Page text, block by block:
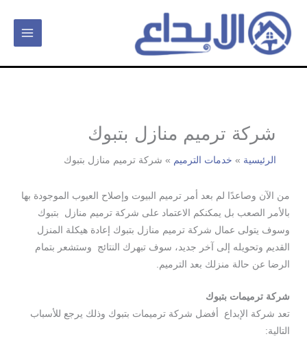
المحتوى
شركة ترميم منازل بتبوك
الرئيسية خدمات الترميم شركة ترميم منازل بتبوك
من الآن وصاعدًا لم بعد أمر ترميم البيوت وإصلاح العيوب الموجودة بها
بالأمر الصعب بل يمكنكم الاعتماد على شركة ترميم منازل بتبوك
وسوف يتولى عمال شركة ترميم منازل بتبوك إعادة هيكلة المنزل
القديم وتحويله إلى آخر جديد، سوف تبهرك النتائج وستشعر بتمام
الرضا عن حالة منزلك بعد الترميم.
شركة ترميمات بتبوك
تعد شركة الإبداع أفضل شركة ترميمات بتبوك وذلك يرجع للأسباب
التالية: